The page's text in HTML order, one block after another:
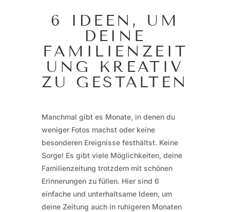
6 IDEEN, UM
DEINE
FAMILIENZEIT
UNG KREATIV
ZU GESTALTEN
Manchmal gibt es Monate, in denen du
weniger Fotos machst oder keine
besonderen Ereignisse festhältst. Keine
Sorge! Es gibt viele Möglichkeiten, deine
Familienzeitung trotzdem mit schönen
Erinnerungen zu füllen. Hier sind 6
einfache und unterhaltsame Ideen, um
deine Zeitung auch in ruhigeren Monaten